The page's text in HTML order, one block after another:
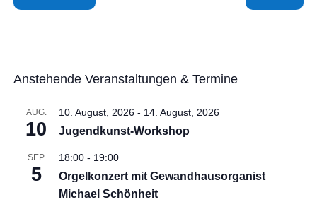
Anstehende Veranstaltungen & Termine
AUG.
10
10. August, 2026 - 14. August, 2026
Jugendkunst-Workshop
SEP.
5
18:00 - 19:00
Orgelkonzert mit Gewandhausorganist
Michael Schönheit